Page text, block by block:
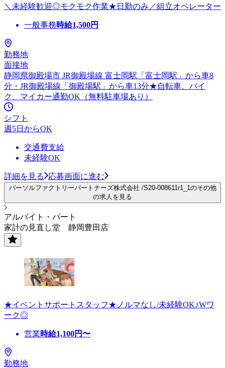
＼未経験歓迎◎モクモク作業★日勤のみ／組立オペレーター
一般事務時給1,500円
勤務地
面接地
静岡県御殿場市 JR御殿場線 富士岡駅「富士岡駅」から車8
分・JR御殿場線「御殿場駅」から車13分★自転車、バイ
ク、マイカー通勤OK（無料駐車場あり）
シフト
週5日からOK
交通費支給
未経験OK
詳細を見る 応募画面に進む
パーソルファクトリーパートナーズ株式会社 /S20-008611r1_1のその他
の求人を見る
アルバイト・パート
家計の見直し堂 静岡豊田店
★イベントサポートスタッフ★ノルマなし/未経験OK♪Wワ
ーク◎
営業時給1,100円〜
勤務地